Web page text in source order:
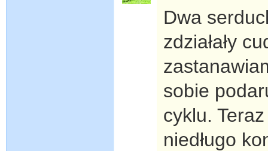
Dwa
zdziałały
sobie
cyklu.
niedługo